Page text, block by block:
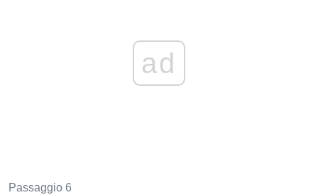
ad
Passaggio 6